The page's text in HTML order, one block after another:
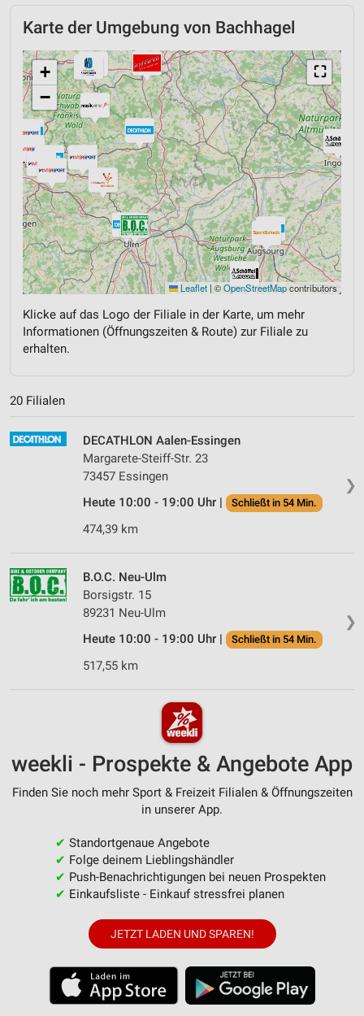
Karte der Umgebung von Bachhagel
⛶
+
−
Leaflet | ©OpenStreetMapcontributors
Klicke auf das Logo der Filiale in der Karte, um mehr
Informationen (Öffnungszeiten & Route) zur Filiale zu
erhalten.
20 Filialen
❯
DECATHLON Aalen-Essingen
Margarete-Steiff-Str. 23
73457 Essingen
Heute 10:00 - 19:00 Uhr |
Schließt in 54 Min.
474,39 km
❯
B.O.C. Neu-Ulm
Borsigstr. 15
89231 Neu-Ulm
Heute 10:00 - 19:00 Uhr |
Schließt in 54 Min.
517,55 km
weekli - Prospekte & Angebote App
Finden Sie noch mehr Sport & Freizeit Filialen & Öffnungszeiten
in unserer App.
✔ Standortgenaue Angebote
✔ Folge deinem Lieblingshändler
✔ Push-Benachrichtigungen bei neuen Prospekten
✔ Einkaufsliste - Einkauf stressfrei planen
JETZT LADEN UND SPAREN!